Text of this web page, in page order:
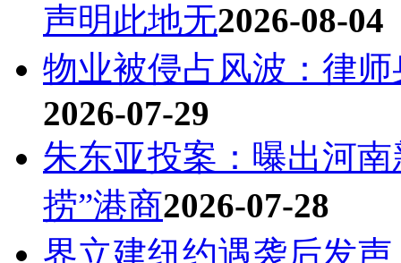
声明此地无2026-08-04
物业被侵占风波：律
2026-07-29
朱东亚投案：曝出河
捞”港商2026-07-28
界立建纽约遇袭后发